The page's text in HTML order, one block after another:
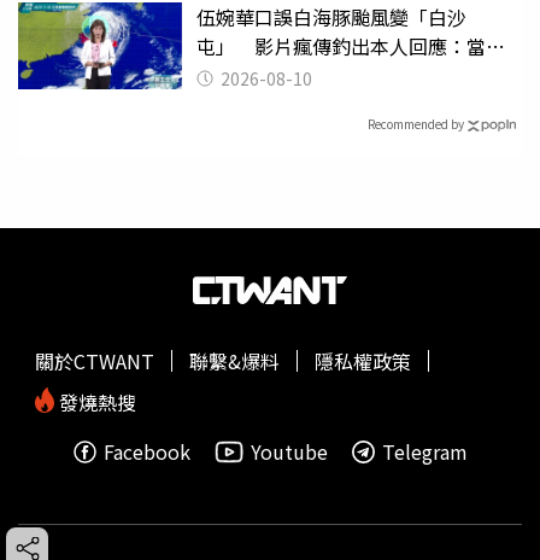
伍婉華口誤白海豚颱風變「白沙
屯」 影片瘋傳釣出本人回應：當下
懊惱到現在
2026-08-10
Recommended by
關於CTWANT 聯繫&爆料
隱私權政策
發燒熱搜
Facebook
Youtube Telegram